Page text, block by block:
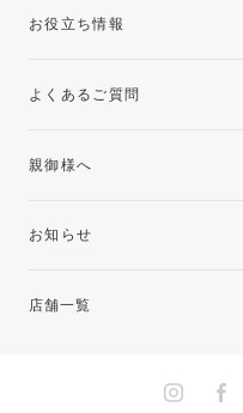
お役立ち情報
よくあるご質問
親御様へ
お知らせ
店舗一覧